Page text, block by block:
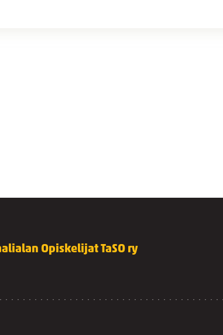
Opiskelijat TaSO ry